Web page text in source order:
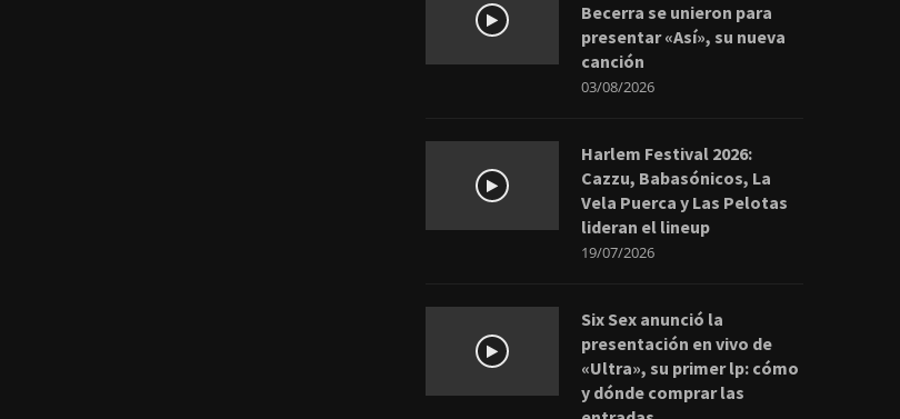
Becerra se unieron para
presentar «Así», su nueva
canción
03/08/2026
Harlem Festival 2026:
Cazzu, Babasónicos, La
Vela Puerca y Las Pelotas
lideran el lineup
19/07/2026
Six Sex anunció la
presentación en vivo de
«Ultra», su primer lp: cómo
y dónde comprar las